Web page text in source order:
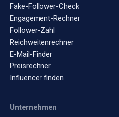
Fake-Follower-Check
Engagement-Rechner
Follower-Zahl
Reichweitenrechner
E-Mail-Finder
Preisrechner
Influencer finden
Unternehmen